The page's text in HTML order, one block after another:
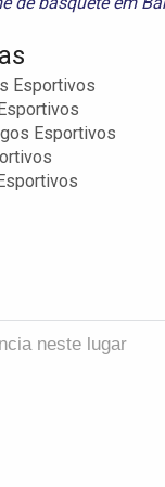
Esportivos
Esportivos